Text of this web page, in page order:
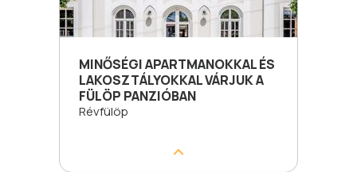
MINŐSÉGI APARTMANOKKAL ÉS
LAKOSZTÁLYOKKAL VÁRJUK A
FÜLÖP PANZIÓBAN
Révfülöp